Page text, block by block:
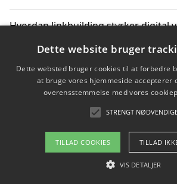
Hvordan linkbuilding styrker digital
Sådan har udviklingen inden for
ændret sig
Copyright 2026 - Pilanto
Om / kontakt
Dette website bruger
Dette websted bruger cookies til at forbedre
at bruge vores hjemmeside accepterer
overensstemmelse med vores
STRENGT
TILLAD COOKIES TILLAD
VIS DETALJER